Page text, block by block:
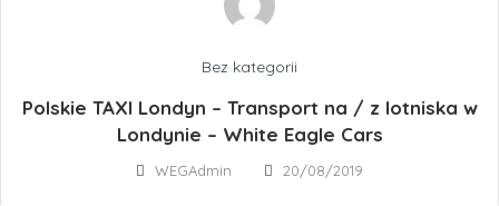
Bez kategorii
Polskie TAXI Londyn – Transport na / z lotniska w
Londynie – White Eagle Cars
WEGAdmin 20/08/2019